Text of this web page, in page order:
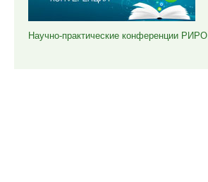
Научно-практические конференции РИРО